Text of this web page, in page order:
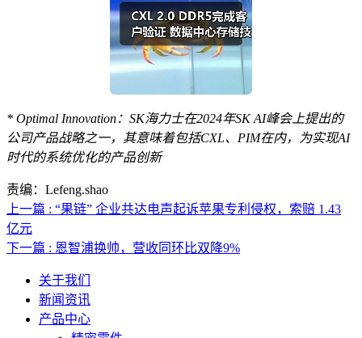
* Optimal Innovation：SK海力士在2024年SK AI峰会上提出的
公司产品战略之一，其意味着包括CXL、PIM在内，为实现AI
时代的系统优化的产品创新
责编：Lefeng.shao
上一篇 : “果链” 企业共达电声起诉苹果专利侵权，索赔 1.43
亿元
下一篇 : 恩智浦换帅，营收同环比双降9%
关于我们
新闻资讯
产品中心